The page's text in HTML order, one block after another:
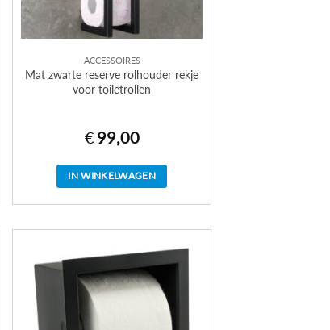
ACCESSOIRES
Mat zwarte reserve rolhouder rekje
voor toiletrollen
€ 99,00
IN WINKELWAGEN